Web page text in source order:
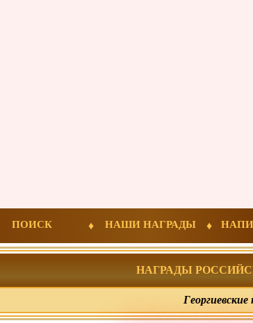
ПОИСК НАШИ НАГРАДЫ
НАГРАДЫ
Георгиевские